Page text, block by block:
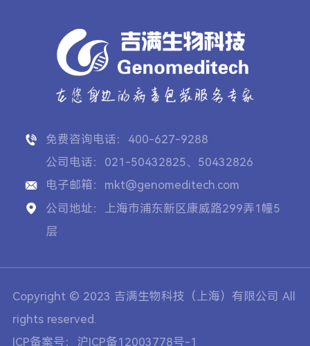
免费咨询电话：400-627-9288
公司电话：021-50432825、50432826
电子邮箱：mkt@genomeditech.com
公司地址：上海市浦东新区康威路299弄1幢5
层
Copyright © 2023 吉满生物科技（上海）有限公司 All
rights reserved.
ICP备案号：沪ICP备12003778号-1